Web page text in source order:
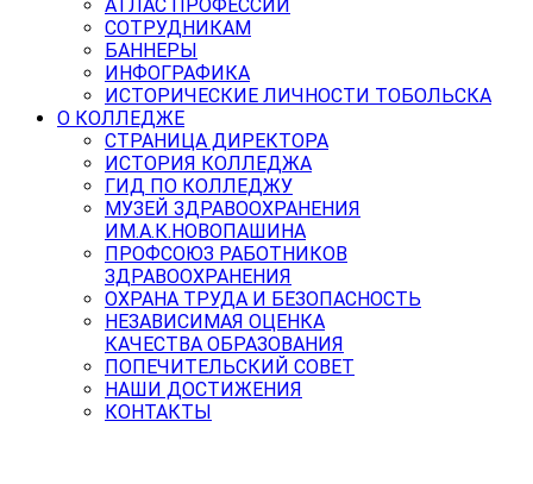
АТЛАС ПРОФЕССИЙ
СОТРУДНИКАМ
БАННЕРЫ
ИНФОГРАФИКА
ИСТОРИЧЕСКИЕ ЛИЧНОСТИ ТОБОЛЬСКА
О КОЛЛЕДЖЕ
СТРАНИЦА ДИРЕКТОРА
ИСТОРИЯ КОЛЛЕДЖА
ГИД ПО КОЛЛЕДЖУ
МУЗЕЙ ЗДРАВООХРАНЕНИЯ
ИМ.А.К.НОВОПАШИНА
ПРОФСОЮЗ РАБОТНИКОВ
ЗДРАВООХРАНЕНИЯ
ОХРАНА ТРУДА И БЕЗОПАСНОСТЬ
НЕЗАВИСИМАЯ ОЦЕНКА
КАЧЕСТВА ОБРАЗОВАНИЯ
ПОПЕЧИТЕЛЬСКИЙ СОВЕТ
НАШИ ДОСТИЖЕНИЯ
КОНТАКТЫ